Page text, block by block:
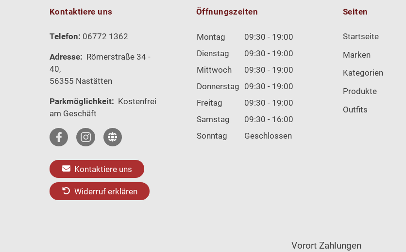
Kontaktiere uns
Telefon: 06772 1362
Adresse: Römerstraße 34 -
40,
56355 Nastätten
Parkmöglichkeit: Kostenfrei
am Geschäft
Kontaktiere uns
Widerruf erklären
Öffnungszeiten
Montag
09:30 - 19:00
Dienstag
09:30 - 19:00
Mittwoch
09:30 - 19:00
Donnerstag 09:30 - 19:00
Freitag
09:30 - 19:00
Samstag
09:30 - 16:00
Sonntag
Geschlossen
Seiten
Startseite
Marken
Kategorien
Produkte
Outfits
Vorort Zahlungen